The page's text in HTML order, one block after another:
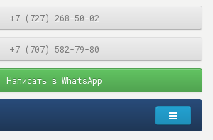
+7 (727) 268-50-02
+7 (707) 582-79-80
Написать в WhatsApp